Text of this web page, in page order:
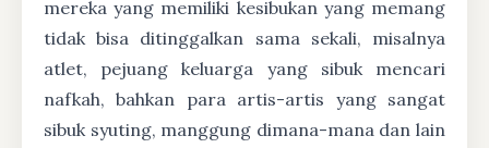
mereka yang memiliki kesibukan yang memang
tidak bisa ditinggalkan sama sekali, misalnya
atlet, pejuang keluarga yang sibuk mencari
nafkah, bahkan para artis-artis yang sangat
sibuk syuting, manggung dimana-mana dan lain